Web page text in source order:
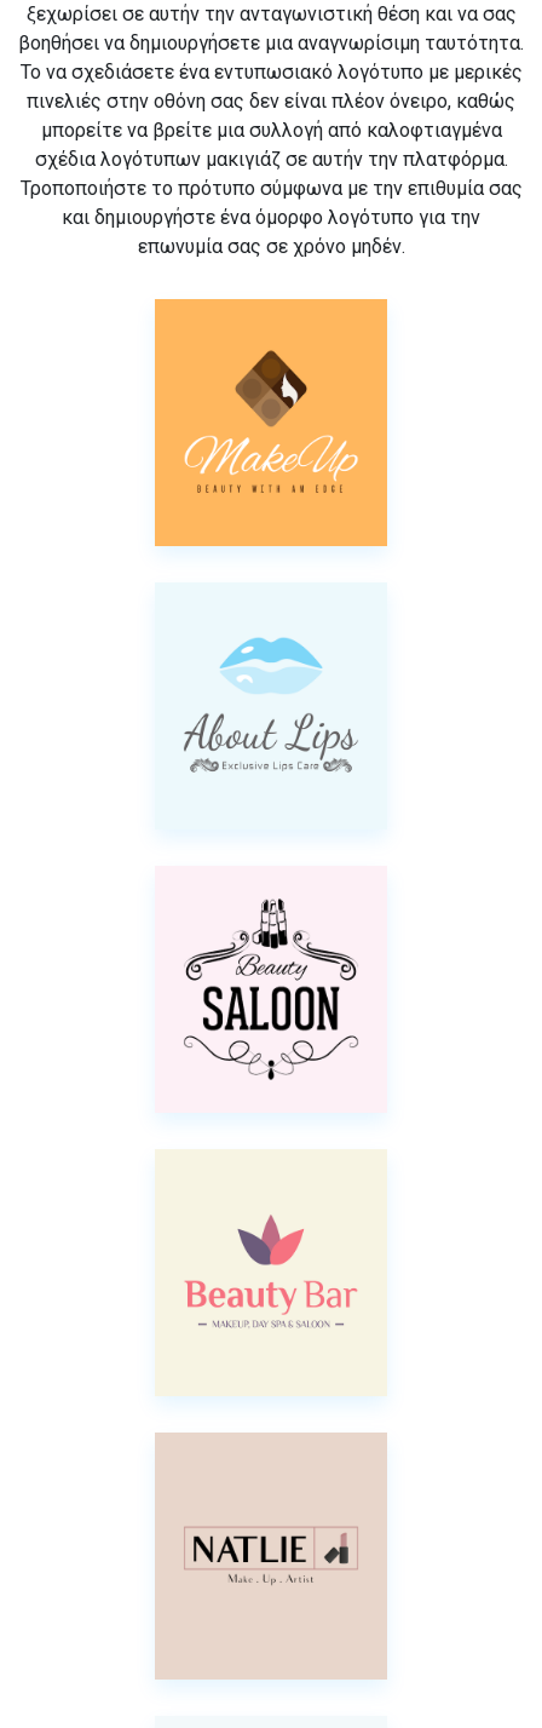
ξεχωρίσει σε αυτήν την ανταγωνιστική θέση και να σας
βοηθήσει να δημιουργήσετε μια αναγνωρίσιμη ταυτότητα.
Το να σχεδιάσετε ένα εντυπωσιακό λογότυπο με μερικές
πινελιές στην οθόνη σας δεν είναι πλέον όνειρο, καθώς
μπορείτε να βρείτε μια συλλογή από καλοφτιαγμένα
σχέδια λογότυπων μακιγιάζ σε αυτήν την πλατφόρμα.
Τροποποιήστε το πρότυπο σύμφωνα με την επιθυμία σας
και δημιουργήστε ένα όμορφο λογότυπο για την
επωνυμία σας σε χρόνο μηδέν.